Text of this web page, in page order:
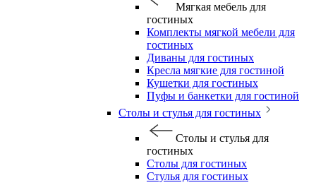
Мягкая мебель для
гостиных
Комплекты мягкой мебели для
гостиных
Диваны для гостиных
Кресла мягкие для гостиной
Кушетки для гостиных
Пуфы и банкетки для гостиной
Столы и стулья для гостиных
Столы и стулья для
гостиных
Столы для гостиных
Стулья для гостиных